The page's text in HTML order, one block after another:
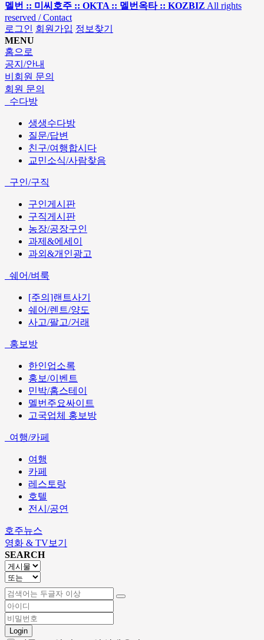
멜번 :: 미씨호주 :: OKTA :: 멜번옥타 :: KOZBIZ All rights
reserved / Contact
로그인 회원가입 정보찾기
MENU
홈으로
공지/안내
비회원 문의
회원 문의
수다방
생생수다방
질문/답변
친구/여행합시다
교민소식/사람찾음
구인/구직
구인게시판
구직게시판
농장/공장구인
과제&에세이
과외&개인광고
쉐어/벼룩
[주의]랜트사기
쉐어/렌트/양도
사고/팔고/거래
홍보방
한인업소록
홍보/이벤트
민박/홈스테이
멜번주요싸이트
고국업체 홍보방
여행/카페
여행
카페
레스토랑
호텔
전시/공연
호주뉴스
영화 & TV보기
SEARCH
Login